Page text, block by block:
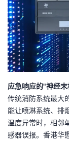
应急响应的"神经
传统消防系统最大
能让喷淋系统、排
温度异常时，相邻
感器误报。香港华